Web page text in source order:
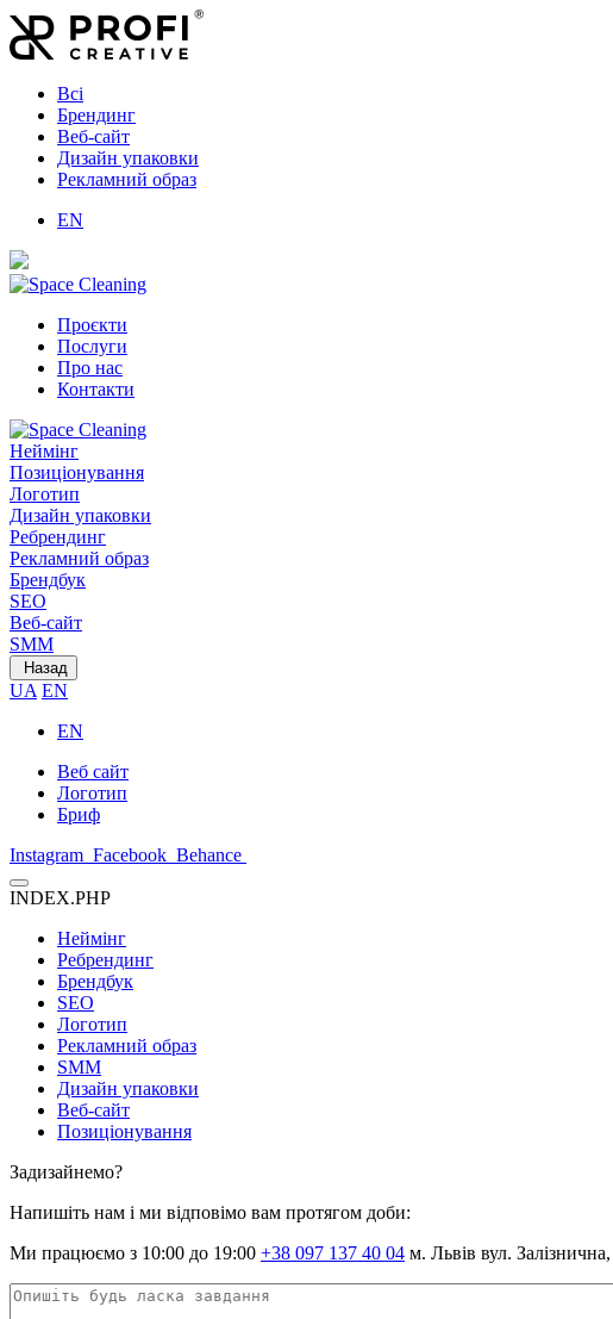
Всі
Брендинг
Веб-сайт
Дизайн упаковки
Рекламний образ
EN
Проєкти
Послуги
Про нас
Контакти
Неймінг
Позиціонування
Логотип
Дизайн упаковки
Ребрендинг
Рекламний образ
Брендбук
SEO
Веб-сайт
SMM
Назад
UA EN
EN
Веб сайт
Логотип
Бриф
Instagram Facebook Behance
INDEX.PHP
Неймінг
Ребрендинг
Брендбук
SEO
Логотип
Рекламний образ
SMM
Дизайн упаковки
Веб-сайт
Позиціонування
Задизайнемо?
Напишіть нам і ми відповімо вам протягом доби:
Ми працюємо з 10:00 до 19:00 +38 097 137 40 04 м. Львів вул.